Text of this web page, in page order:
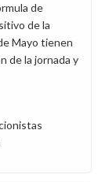
de
de la
Mayo tienen
de la jornada y